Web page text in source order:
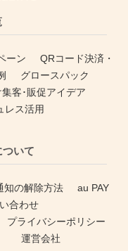
ーン
QRコード決済・
グロースパック
客･販促アイデア
レス活用
いて
知の解除方法
au PAY
合わせ
プライバシーポリシー
運営会社